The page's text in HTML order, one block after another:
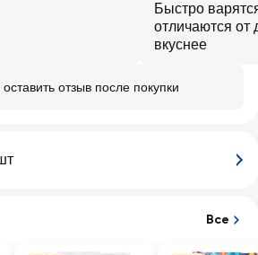
Быстро
отличаются от
вкуснее
отзыв после покупки
Все